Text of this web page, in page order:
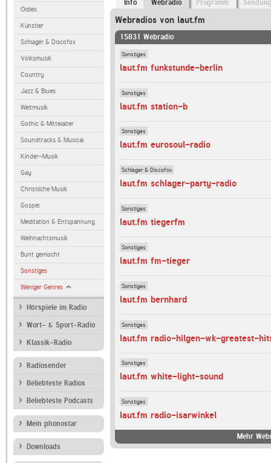
Oldies
Künstler
Schlager & Discofox
Volksmusik
Country
Jazz & Blues
Weltmusik
Gothic & Mittelalter
Soundtracks & Musical
Kinder-Musik
Gay
Christliche Musik
Gospel
Meditation & Entspannung
Weihnachtsmusik
Bunt gemischt
Sonstiges
Weniger Genres
Hörspiele im Radio
Wort- & Sport-Radio
Klassik-Radio
Radiosender
Beliebteste Radios
Beliebteste Podcasts
Mein phonostar
Downloads
Info Webradio Programm
Webradios von laut.fm
15831 Webradio
Sonstiges
laut.fm funkstunde-berlin
Sonstiges
laut.fm station-b
Sonstiges
laut.fm eurosoul-radio
Schlager & Discofox
laut.fm schlager-party-radio
Sonstiges
laut.fm tiegerfm
Sonstiges
laut.fm fm-tieger
Sonstiges
laut.fm bernhard
Sonstiges
laut.fm radio-hilgen-wk-greatest-
Sonstiges
laut.fm white-light-sound
Sonstiges
laut.fm radio-isarwinkel
Mehr